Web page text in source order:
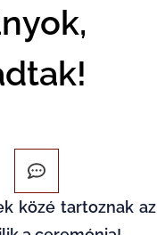
közé tartoznak az